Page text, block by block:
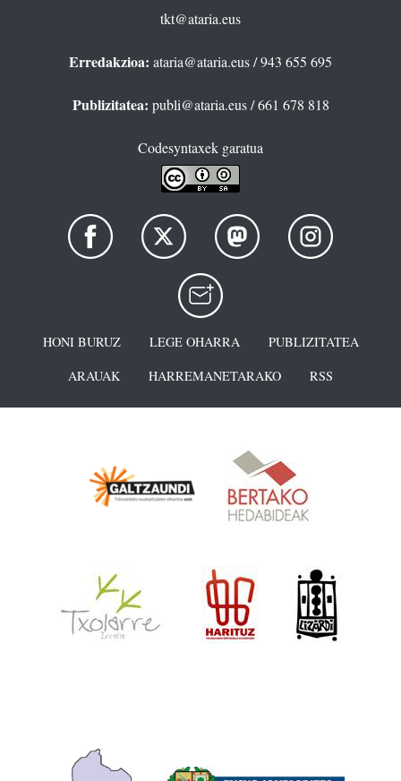
tkt@ataria.eus
Erredakzioa: ataria@ataria.eus/ 943 655 695
Publizitatea: publi@ataria.eus/ 661 678 818
Codesyntaxek garatua
HONI BURUZ LEGE OHARRA
PUBLIZITATEA
ARAUAK
HARREMANETARAKO RSS